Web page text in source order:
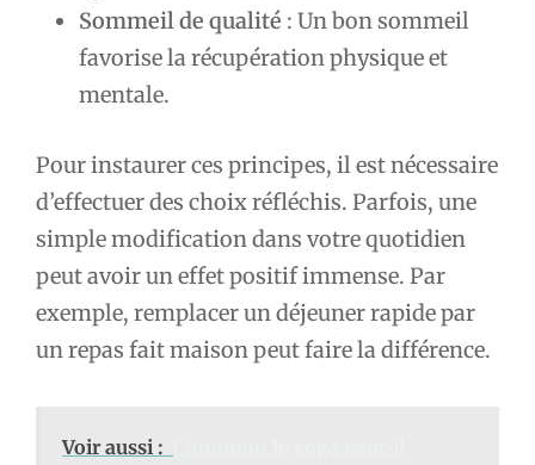
Sommeil de qualité : Un bon sommeil
favorise la récupération physique et
mentale.
Pour instaurer ces principes, il est nécessaire
d’effectuer des choix réfléchis. Parfois, une
simple modification dans votre quotidien
peut avoir un effet positif immense. Par
exemple, remplacer un déjeuner rapide par
un repas fait maison peut faire la différence.
Voir aussi :